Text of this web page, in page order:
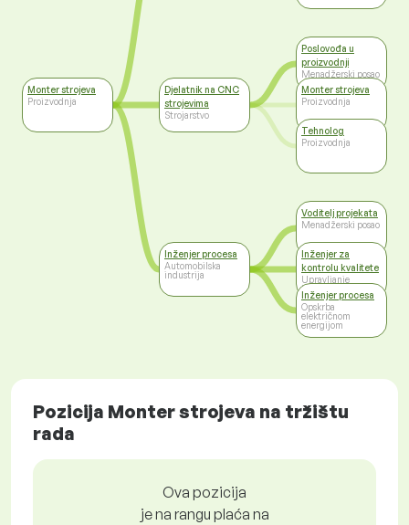
Monter strojeva
Proizvodnja
Djelatnik na CNC
strojevima
Strojarstvo
Inženjer procesa
Automobilska
industrija
Poslovođa u
proizvodnji
Menadžerski posao
Monter strojeva
Proizvodnja
Tehnolog
Proizvodnja
Voditelj projekata
Menadžerski posao
Inženjer za
kontrolu kvalitete
Upravljanje
kvalitetom
Inženjer procesa
Opskrba
električnom
energijom
Pozicija Monter strojeva na tržištu
rada
Ova pozicija
je na rangu plaća na